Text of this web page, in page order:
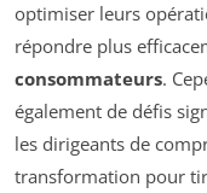
optimiser leurs
répondre plus
consommateurs.
également de défis
les dirigeants de
transformation pour